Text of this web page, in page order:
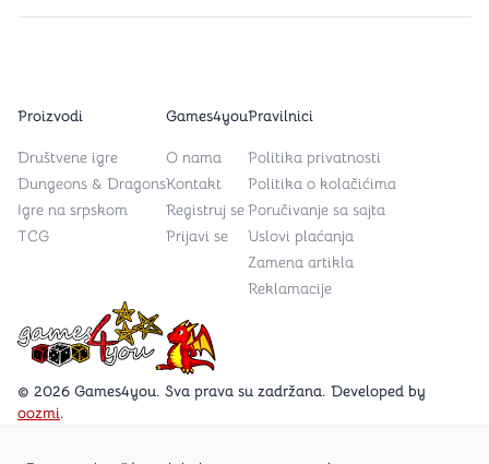
Games4you logo
© 2026 Games4you. Sva prava su zadržana. Developed by
oozmi.
Proizvodi
Društvene igre
Dungeons & Dragons
Igre na srpskom
TCG
Games4you
O nama
Kontakt
Registruj se
Prijavi se
Pravilnici
Politika privatnosti
Politika o kolačićima
Poručivanje sa sajta
Uslovi plaćanja
Zamena artikla
Reklamacije